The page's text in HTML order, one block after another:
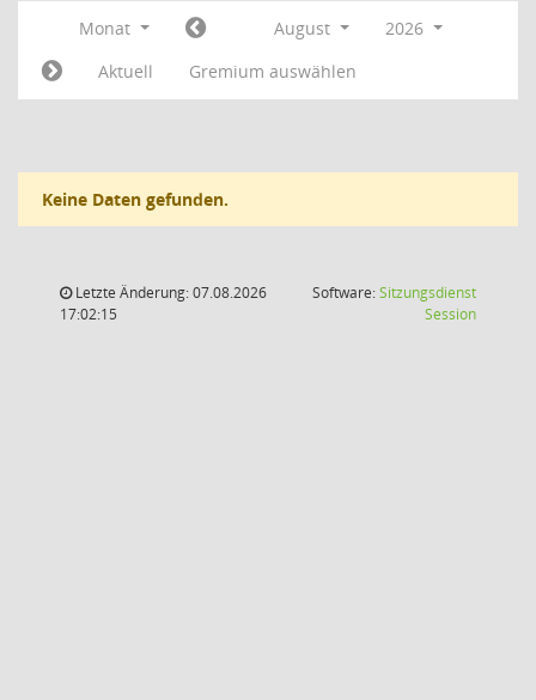
Monat August
2026
Aktuell
Gremium auswählen
Keine Daten gefunden.
Letzte Änderung: 07.08.2026
17:02:15
Software:Sitzungsdienst
Session(Wird in